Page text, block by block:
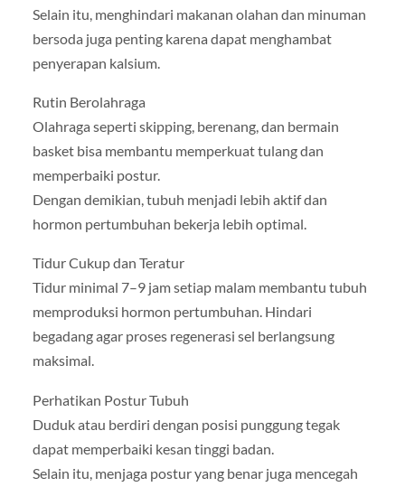
Selain itu, menghindari makanan olahan dan minuman
bersoda juga penting karena dapat menghambat
penyerapan kalsium.
Rutin Berolahraga
Olahraga seperti skipping, berenang, dan bermain
basket bisa membantu memperkuat tulang dan
memperbaiki postur.
Dengan demikian, tubuh menjadi lebih aktif dan
hormon pertumbuhan bekerja lebih optimal.
Tidur Cukup dan Teratur
Tidur minimal 7–9 jam setiap malam membantu tubuh
memproduksi hormon pertumbuhan. Hindari
begadang agar proses regenerasi sel berlangsung
maksimal.
Perhatikan Postur Tubuh
Duduk atau berdiri dengan posisi punggung tegak
dapat memperbaiki kesan tinggi badan.
Selain itu, menjaga postur yang benar juga mencegah